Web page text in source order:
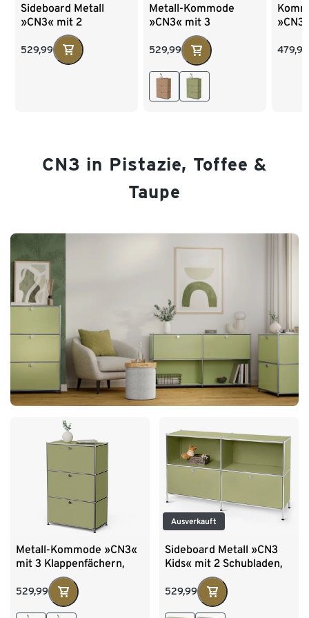
Sideboard Metall
»CN3« mit 2
versetzbaren
Klappenfächern
529,99
Metall-Kommode
»CN3« mit 3
Klappenfächern,
toffee
529,99
salbei
479,99
CN3 in Pistazie, Toffee &
Taupe
Metall-Kommode »CN3«
mit 3 Klappenfächern,
529,99
Ausverkauft
Sideboard Metall »CN3
Kids« mit 2 Schubladen,
529,99